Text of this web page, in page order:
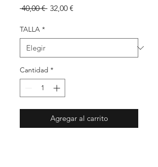
40,00 € Precio
32,00 €
TALLA *
Cantidad *
Agregar al carrito